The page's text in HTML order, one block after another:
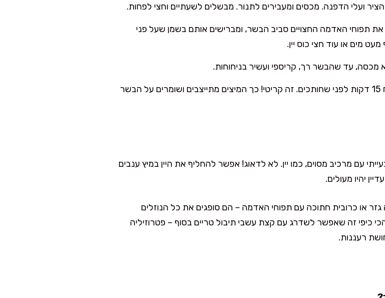
ועלי הדפנה. מכסים ומעבירים לתנור. מבשלים לשעתיים וחצי לפחות.
תפוחי האדמה החצויים סביב הבשר, ומברישים אותם בשמן שעל פני
מים או עוד חצי כוס יין.
עד שהבשר רך, קריספי ועשיר בניחוחות.
מוציאים את הבריסקט מהתנור, נותנים לו לנוח 15 דקות לפני שחותכים. זה קריטי! כך המיצים מתייצבים ושומרים על הבשר
עם מרכיב מסוים, כמו יין. לא לדאוג! אפשר להחליף את היין במיץ ענבים
יהיו מעולים.
או כרובית חתוכה עם תפוחי האדמה – הם סופגים את כל הנוזלים
כיפי זה שאפשר לשדרג עם קצת עשבי תיבול טריים בסוף – פטרוזיליה
רעננות.